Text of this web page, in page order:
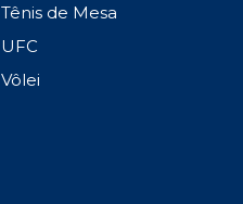
Tênis de Mesa
UFC
Vôlei